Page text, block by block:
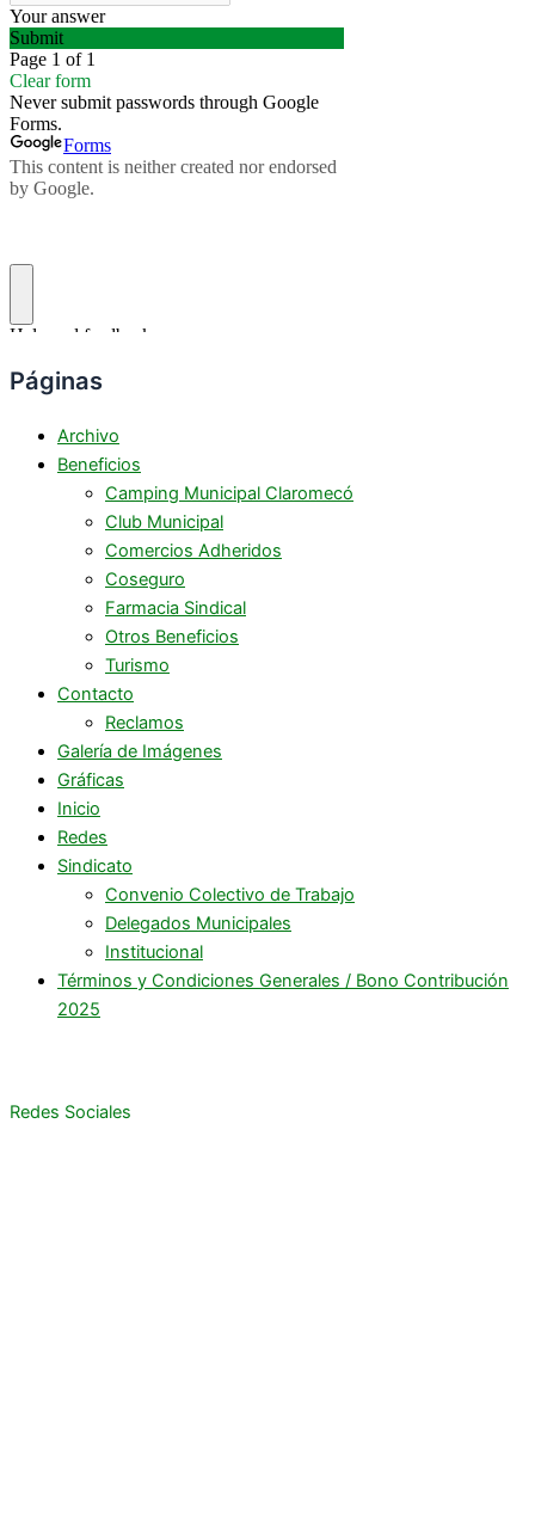
Páginas
Archivo
Beneficios
Camping Municipal Claromecó
Club Municipal
Comercios Adheridos
Coseguro
Farmacia Sindical
Otros Beneficios
Turismo
Contacto
Reclamos
Galería de Imágenes
Gráficas
Inicio
Redes
Sindicato
Convenio Colectivo de Trabajo
Delegados Municipales
Institucional
Términos y Condiciones Generales / Bono Contribución
2025
Redes Sociales